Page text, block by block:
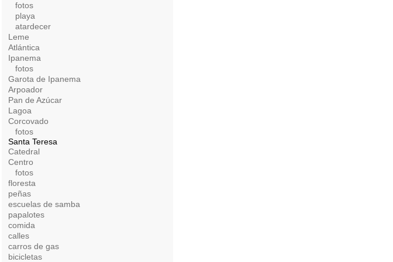
fotos
playa
atardecer
Leme
Atlántica
Ipanema
fotos
Garota de Ipanema
Arpoador
Pan de Azúcar
Lagoa
Corcovado
fotos
Santa Teresa
Catedral
Centro
fotos
floresta
peñas
escuelas de samba
papalotes
comida
calles
carros de gas
bicicletas